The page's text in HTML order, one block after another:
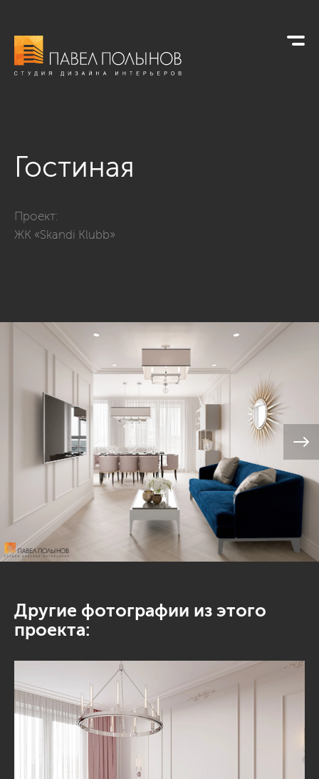
Гостиная
Проект:
ЖК «Skandi Klubb»
Другие фотографии из этого
проекта: